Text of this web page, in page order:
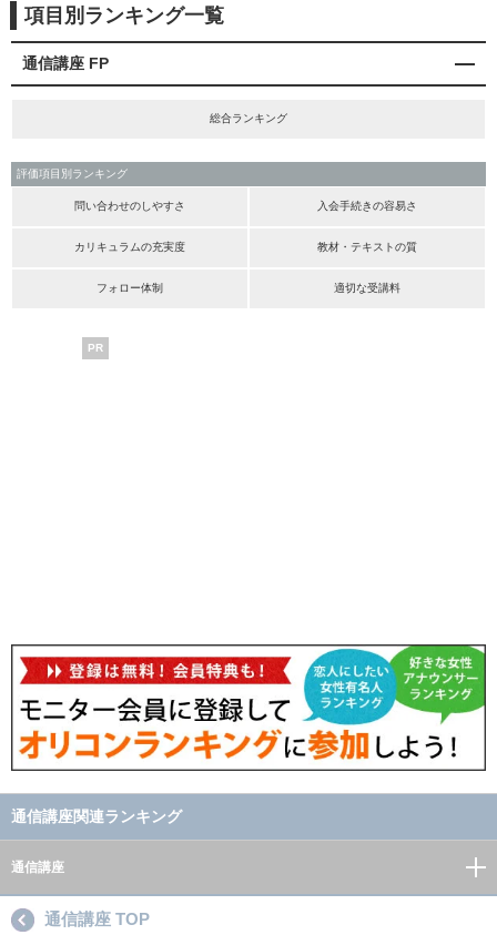
項目別ランキング一覧
通信講座 FP
総合ランキング
評価項目別ランキング
問い合わせのしやすさ 入会手続きの容易さ
カリキュラムの充実度 教材・テキストの質
フォロー体制 適切な受講料
PR
通信講座関連ランキング
通信講座
通信講座 TOP